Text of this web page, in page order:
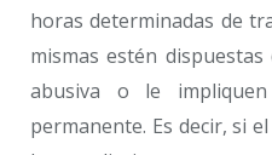
horas determinadas de
mismas estén
abusiva o le
permanente. Es decir, si